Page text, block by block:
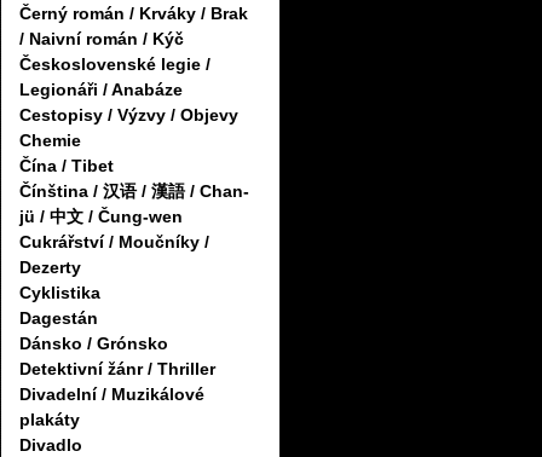
Černý román / Krváky / Brak
/ Naivní román / Kýč
Československé legie /
Legionáři / Anabáze
Cestopisy / Výzvy / Objevy
Chemie
Čína / Tibet
Čínština / 汉语 / 漢語 / Chan-
jü / 中文 / Čung-wen
Cukrářství / Moučníky /
Dezerty
Cyklistika
Dagestán
Dánsko / Grónsko
Detektivní žánr / Thriller
Divadelní / Muzikálové
plakáty
Divadlo